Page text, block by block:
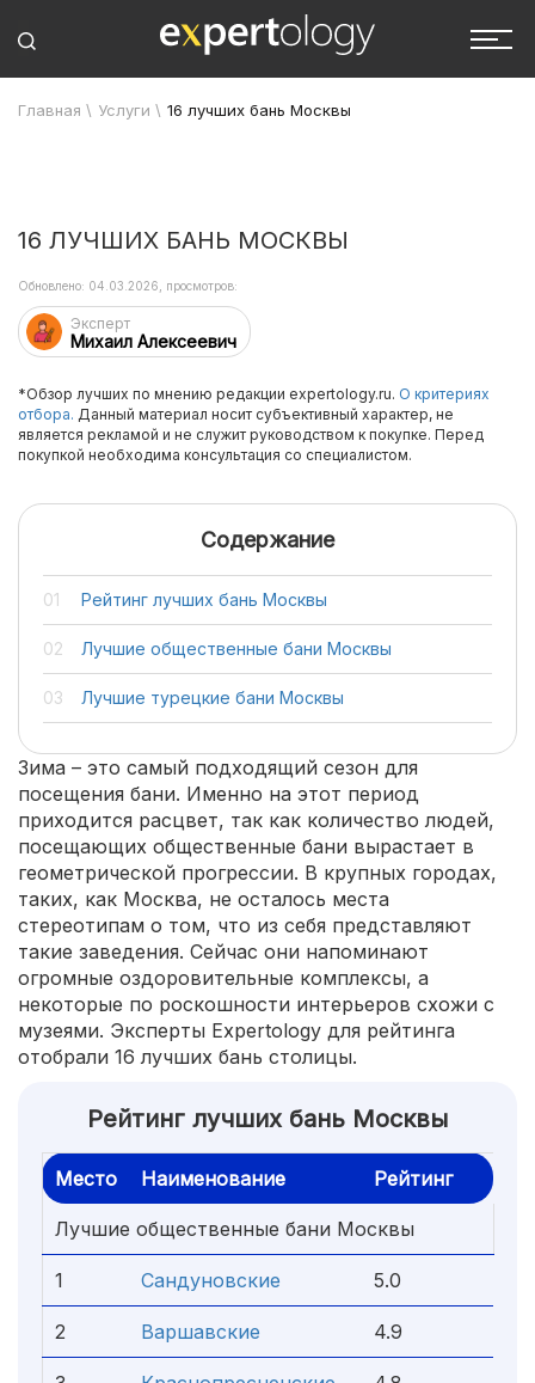
Главная \ Услуги \ 16 лучших бань Москвы
16 ЛУЧШИХ БАНЬ МОСКВЫ
Эксперт
Михаил Алексеевич
Обновлено: 04.03.2026, просмотров:
*Обзор лучших по мнению редакции expertology.ru. О критериях
отбора. Данный материал носит субъективный характер, не
является рекламой и не служит руководством к покупке. Перед
покупкой необходима консультация со специалистом.
Содержание
Рейтинг лучших бань Москвы
Лучшие общественные бани Москвы
Лучшие турецкие бани Москвы
Зима – это самый подходящий сезон для
посещения бани. Именно на этот период
приходится расцвет, так как количество людей,
посещающих общественные бани вырастает в
геометрической прогрессии. В крупных городах,
таких, как Москва, не осталось места
стереотипам о том, что из себя представляют
такие заведения. Сейчас они напоминают
огромные оздоровительные комплексы, а
некоторые по роскошности интерьеров схожи с
музеями. Эксперты Expertology для рейтинга
отобрали 16 лучших бань столицы.
Рейтинг лучших бань Москвы
Место Наименование Рейтинг
Лучшие общественные бани Москвы
1 Сандуновские 5.0
2 Варшавские 4.9